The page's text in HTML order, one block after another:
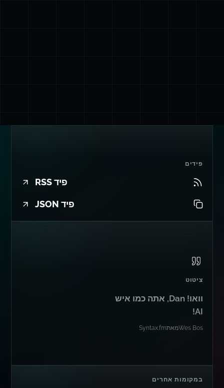
פידים
פיד RSS
פיד JSON
ציטוט
וואו! Dan, אתה כמו איש
AI!
Wes BosמאתSyntax.fm
במקומות אחרים